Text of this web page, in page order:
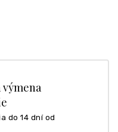
do 14 dní od